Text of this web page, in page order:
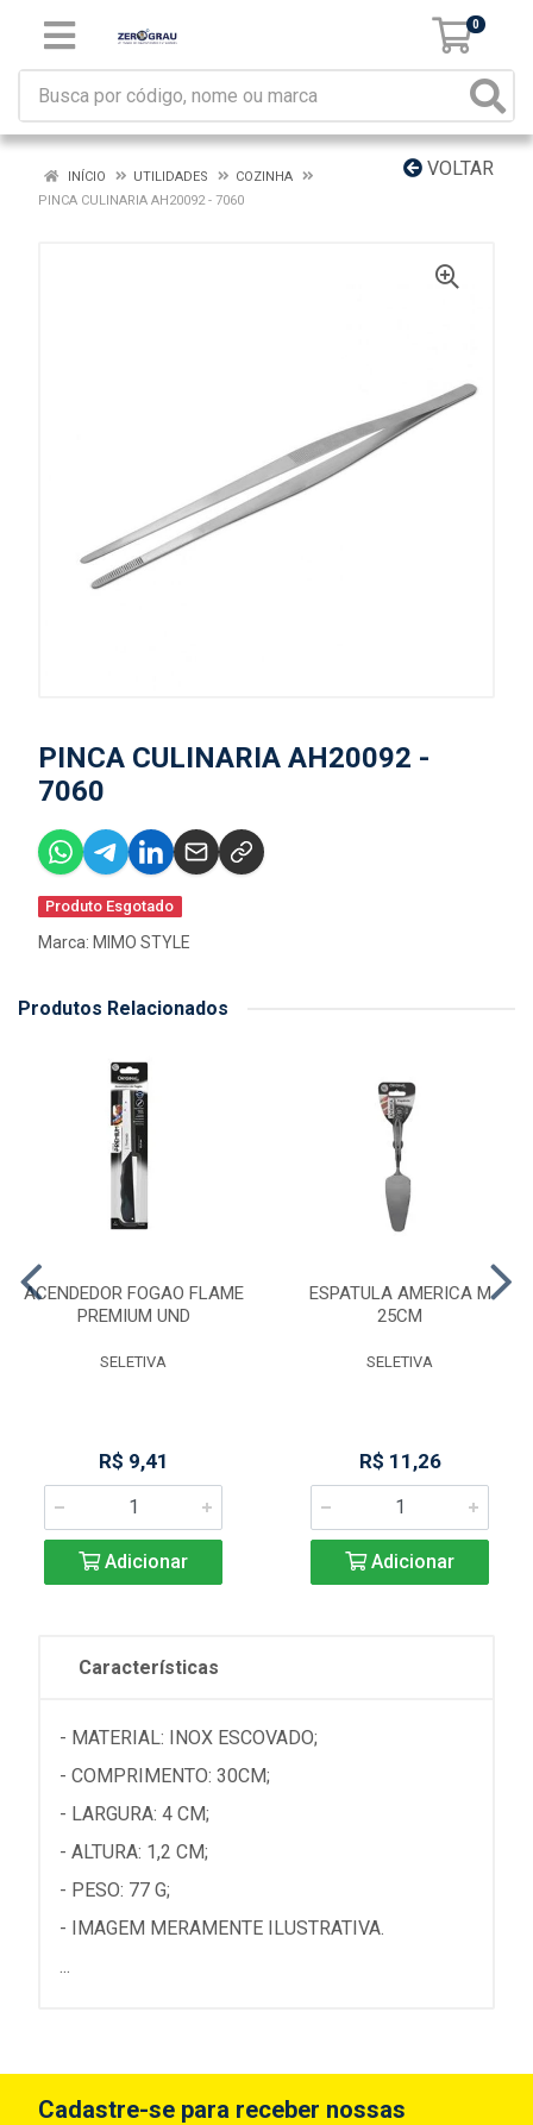
0
VOLTAR
INÍCIO UTILIDADES
COZINHA
PINCA CULINARIA AH20092 - 7060
PINCA CULINARIA AH20092 -
7060
Produto Esgotado
Marca: MIMO STYLE
Produtos Relacionados
ACENDEDOR FOGAO FLAME
PREMIUM UND
SELETIVA
R$ 9,41
Adicionar
ESPATULA AMERICA M
25CM
SELETIVA
R$ 11,26
Adicionar
Características
- MATERIAL: INOX ESCOVADO;
- COMPRIMENTO: 30CM;
- LARGURA: 4 CM;
- ALTURA: 1,2 CM;
- PESO: 77 G;
- IMAGEM MERAMENTE ILUSTRATIVA.
...
Cadastre-se para receber nossas